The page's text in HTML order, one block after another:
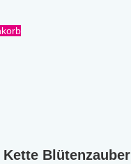
Kette Blütenzauber